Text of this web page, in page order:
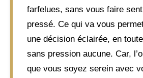
farfelues, sans vous faire
pressé. Ce qui va vous
une décision éclairée, en
sans pression aucune. Car,
que vous soyez serein avec